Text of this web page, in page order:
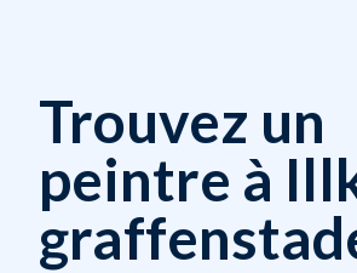
Trouvez un
peintre à